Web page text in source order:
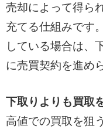
売却によって得ら
充てる仕組みです
している場合は、
に売買契約を進め
下取りよりも買取
高値での買取を狙